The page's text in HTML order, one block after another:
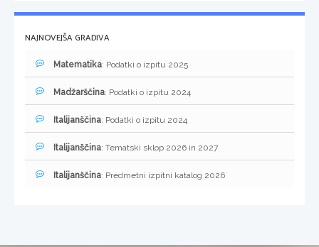
NAJNOVEJŠA GRADIVA
Matematika: Podatki o izpitu 2025
Madžarščina: Podatki o izpitu 2024
Italijanščina: Podatki o izpitu 2024
Italijanščina: Tematski sklop 2026 in 2027
Italijanščina: Predmetni izpitni katalog 2026